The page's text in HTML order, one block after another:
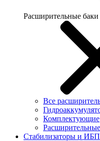
Расширительные
Все
Комплектующие
Стабилизаторы и ИБП